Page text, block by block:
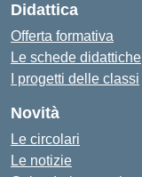
Didattica
Offerta formativa
Le schede didattiche
I progetti delle classi
Novità
Le circolari
Le notizie